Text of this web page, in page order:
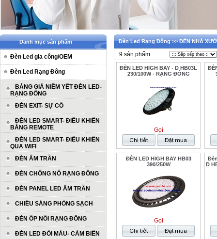
Danh mục sản phẩm
Đèn Led gia công/OEM
Đèn Led Rạng Đông
BẢNG GIÁ NIÊM YẾT ĐÈN LED-
RẠNG ĐÔNG
ĐÈN EXIT- SỰ CỐ
ĐÈN LED SMART- ĐIỀU KHIỂN
BẰNG REMOTE
ĐÈN LED SMART- ĐIỀU KHIỂN
QUA WIFI
ĐÈN ÂM TRẦN
ĐÈN CHỐNG NỔ RẠNG ĐÔNG
ĐÈN PANEL LED ÂM TRẦN
CHIẾU SÁNG PHÒNG SẠCH
ĐÈN ỐP NỔI RẠNG ĐÔNG
ĐÈN LED ĐỔI MÀU- CẢM BIẾN
Đèn Led Rạng Đông >> ĐÈN NHÀ
9 sản phẩm
ĐÈN LED HIGH BAY - D HB03L
230/100W - RẠNG ĐÔNG
Gọi
ĐÈN LED HIGH BAY HB03
390/250W
Gọi
D